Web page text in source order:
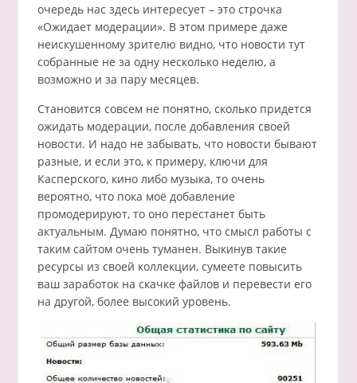
очередь нас здесь интересует – это строчка
«Ожидает модерации». В этом примере даже
неискушенному зрителю видно, что новости тут
собранные не за одну несколько неделю, а
возможно и за пару месяцев.
Становится совсем не понятно, сколько придется
ожидать модерации, после добавления своей
новости. И надо не забывать, что новости бывают
разные, и если это, к примеру, ключи для
Касперского, кино либо музыка, то очень
вероятно, что пока моё добавление
промодерируют, то оно перестанет быть
актуальным. Думаю понятно, что смысл работы с
таким сайтом очень туманен. Выкинув такие
ресурсы из своей коллекции, сумеете повысить
ваш заработок на скачке файлов и перевести его
на другой, более высокий уровень.